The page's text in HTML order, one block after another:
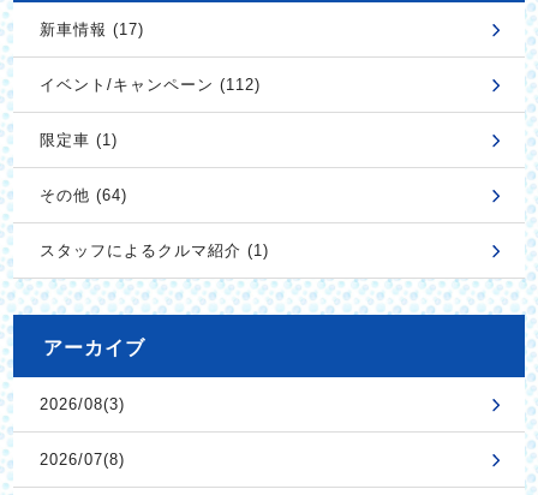
新車情報 (17)
イベント/キャンペーン (112)
限定車 (1)
その他 (64)
スタッフによるクルマ紹介 (1)
アーカイブ
2026/08(3)
2026/07(8)